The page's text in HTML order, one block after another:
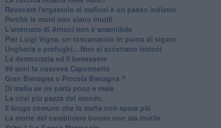
Revocare l'ergastolo ai mafiosi è un passo indietro
Perchè le morti non siano inutili
L'attentato di Antoci non è smentibile
Pier Luigi Vigna, un toscanaccio in punta di sigaro
Ungheria e profughi... Non si accettano lezioni
La democrazia ed il benessere
99 anni fa nasceva Caponnetto
Gran Bretagna o Piccola Bretagna ?
Di mafia se ne parla poco e male
La crisi più pazza del mondo.
Il luogo comune che la mafia non spara più
La morte del carabiniere buono non sia inutile